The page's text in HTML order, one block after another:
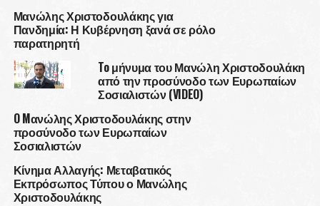
Μανώλης Χριστοδουλάκης για
Πανδημία: Η Κυβέρνηση ξανά σε ρόλο
παρατηρητή
To μήνυμα του Μανώλη Χριστοδουλάκη
από την προσύνοδο των Ευρωπαίων
Σοσιαλιστών (VIDEO)
O Mανώλης Χριστοδουλάκης στην
προσύνοδο των Ευρωπαίων
Σοσιαλιστών
Κίνημα Αλλαγής: Μεταβατικός
Εκπρόσωπος Τύπου ο Μανώλης
Χριστοδουλάκης